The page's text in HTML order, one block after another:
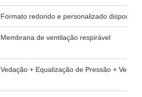
Formato redondo e personalizado disponível
Membrana de ventilação respirável
Vedação + Equalização de Pressão +